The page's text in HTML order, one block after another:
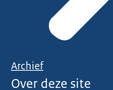
Archief
Over deze site